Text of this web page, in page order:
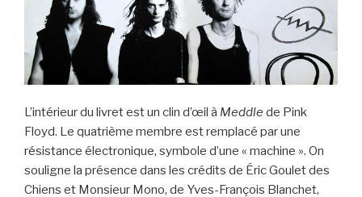
L’intérieur du livret est un clin d’œil à Meddle de Pink
Floyd. Le quatrième membre est remplacé par une
résistance électronique, symbole d’une « machine ». On
souligne la présence dans les crédits de Éric Goulet des
Chiens et Monsieur Mono, de Yves-François Blanchet,